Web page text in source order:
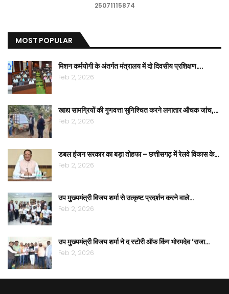
25071115874
MOST POPULAR
मिशन कर्मयोगी के अंतर्गत मंत्रालय में दो दिवसीय प्रशिक्षण….
Feb 2, 2026
खाद्य सामग्रियों की गुणवत्ता सुनिश्चित करने लगातार औचक जांच,…
Feb 2, 2026
डबल इंजन सरकार का बड़ा तोहफा – छत्तीसगढ़ में रेलवे विकास के…
Feb 2, 2026
उप मुख्यमंत्री विजय शर्मा से उत्कृष्ट प्रदर्शन करने वाले…
Feb 2, 2026
उप मुख्यमंत्री विजय शर्मा ने द स्टोरी ऑफ किंग भोरमदेव ‘राजा…
Feb 2, 2026